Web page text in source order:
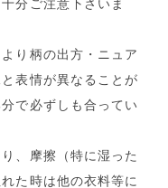
分ご注意下さいま
り柄の出方・ニュア
表情が異なることが
で必ずしも合ってい
、摩擦（特に湿った
た時は他の衣料等に